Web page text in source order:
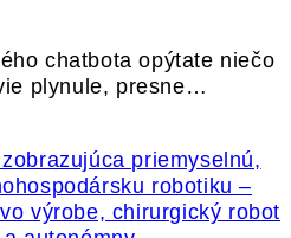
chatbota opýtate niečo
plynule, presne…